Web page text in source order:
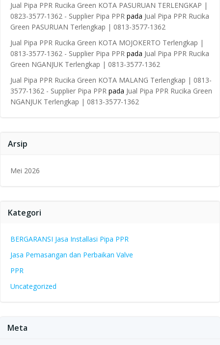
Jual Pipa PPR Rucika Green KOTA PASURUAN TERLENGKAP |
0823-3577-1362 - Supplier Pipa PPR pada Jual Pipa PPR Rucika
Green PASURUAN Terlengkap | 0813-3577-1362
Jual Pipa PPR Rucika Green KOTA MOJOKERTO Terlengkap |
0813-3577-1362 - Supplier Pipa PPR pada Jual Pipa PPR Rucika
Green NGANJUK Terlengkap | 0813-3577-1362
Jual Pipa PPR Rucika Green KOTA MALANG Terlengkap | 0813-
3577-1362 - Supplier Pipa PPR pada Jual Pipa PPR Rucika Green
NGANJUK Terlengkap | 0813-3577-1362
Arsip
Mei 2026
Kategori
BERGARANSI Jasa Installasi Pipa PPR
Jasa Pemasangan dan Perbaikan Valve
PPR
Uncategorized
Meta